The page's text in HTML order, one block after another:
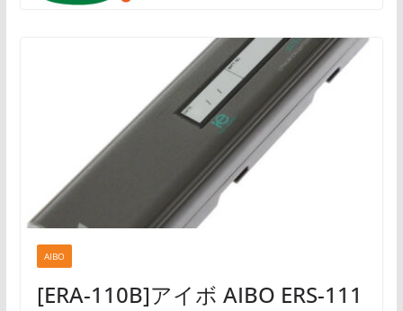
AIBO
[ERA-110B]アイボ AIBO ERS-111